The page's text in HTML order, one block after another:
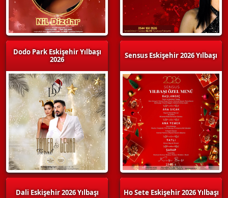
Dodo Park Eskişehir Yılbaşı
2026
Dali Eskişehir 2026 Yılbaşı
Sensus Eskişehir 2026 Yılbaşı
Ho Sete Eskişehir 2026 Yılbaşı